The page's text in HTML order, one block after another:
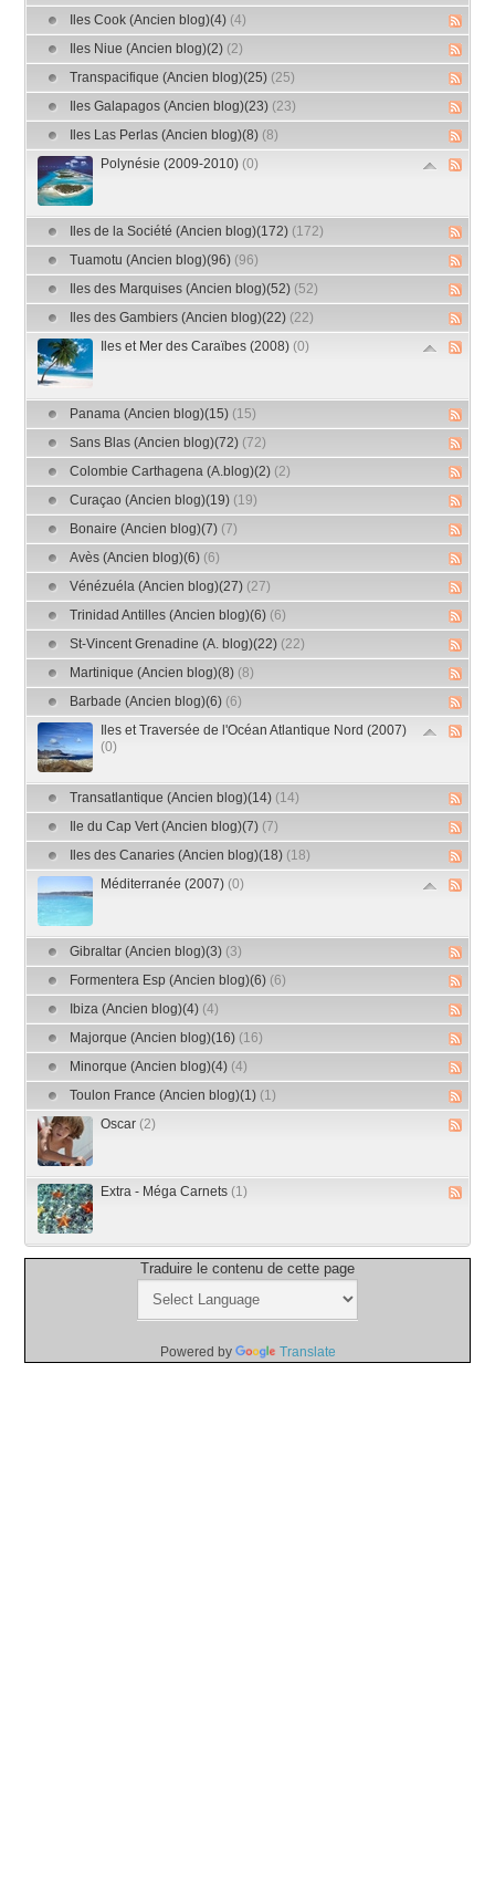
Iles Cook (Ancien blog)(4) (4)
Iles Niue (Ancien blog)(2) (2)
Transpacifique (Ancien blog)(25) (25)
Iles Galapagos (Ancien blog)(23) (23)
Iles Las Perlas (Ancien blog)(8) (8)
Polynésie (2009-2010) (0)
Iles de la Société (Ancien blog)(172) (172)
Tuamotu (Ancien blog)(96) (96)
Iles des Marquises (Ancien blog)(52) (52)
Iles des Gambiers (Ancien blog)(22) (22)
Iles et Mer des Caraïbes (2008) (0)
Panama (Ancien blog)(15) (15)
Sans Blas (Ancien blog)(72) (72)
Colombie Carthagena (A.blog)(2) (2)
Curaçao (Ancien blog)(19) (19)
Bonaire (Ancien blog)(7) (7)
Avès (Ancien blog)(6) (6)
Vénézuéla (Ancien blog)(27) (27)
Trinidad Antilles (Ancien blog)(6) (6)
St-Vincent Grenadine (A. blog)(22) (22)
Martinique (Ancien blog)(8) (8)
Barbade (Ancien blog)(6) (6)
Iles et Traversée de l'Océan Atlantique Nord (2007)
(0)
Transatlantique (Ancien blog)(14) (14)
Ile du Cap Vert (Ancien blog)(7) (7)
Iles des Canaries (Ancien blog)(18) (18)
Méditerranée (2007) (0)
Gibraltar (Ancien blog)(3) (3)
Formentera Esp (Ancien blog)(6) (6)
Ibiza (Ancien blog)(4) (4)
Majorque (Ancien blog)(16) (16)
Minorque (Ancien blog)(4) (4)
Toulon France (Ancien blog)(1) (1)
Oscar (2)
Extra - Méga Carnets (1)
Traduire le contenu de cette page
Powered by Translate